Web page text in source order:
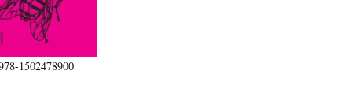
1502478900